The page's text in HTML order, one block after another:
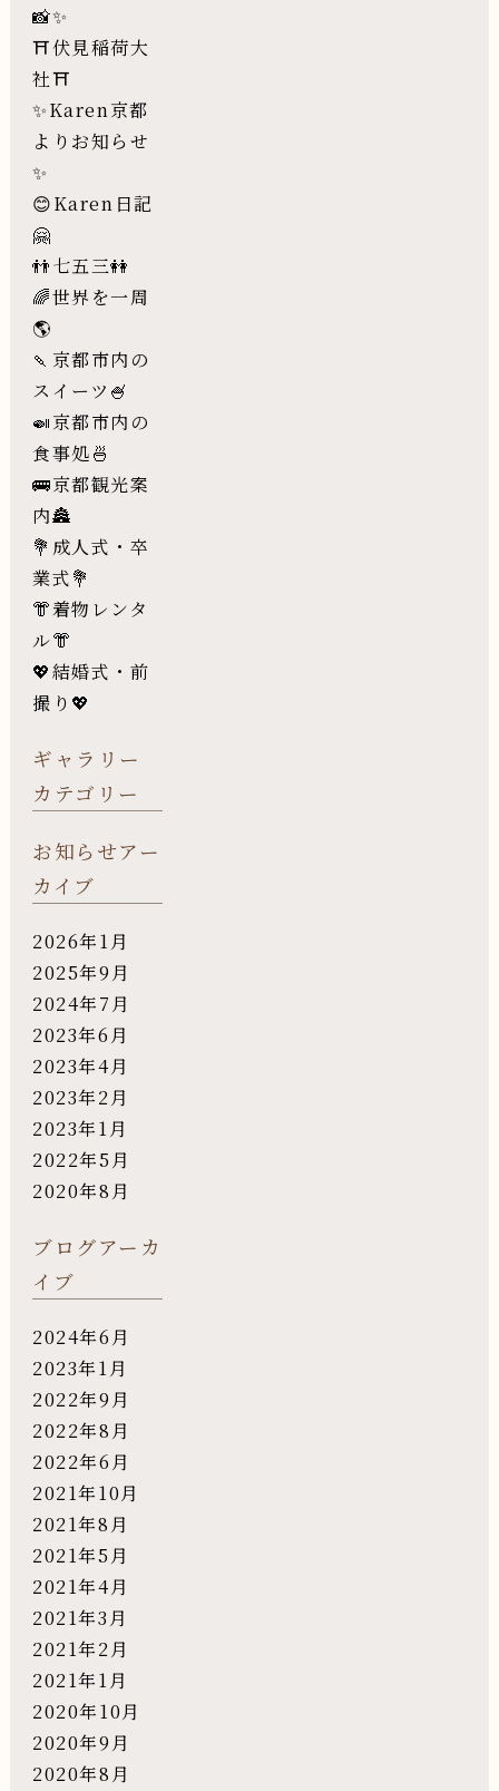
📸✨
⛩伏見稲荷大
社⛩
✨Karen京都
よりお知らせ
✨
😊Karen日記
🤗
👬七五三👭
🌈世界を一周
🌎
🍡京都市内の
スイーツ🍧
🍛京都市内の
食事処🍜
🚌京都観光案
内🏯
💐成人式・卒
業式💐
👘着物レンタ
ル👘
💖結婚式・前
撮り💖
ギャラリー
カテゴリー
お知らせアー
カイブ
2026年1月
2025年9月
2024年7月
2023年6月
2023年4月
2023年2月
2023年1月
2022年5月
2020年8月
ブログアーカ
イブ
2024年6月
2023年1月
2022年9月
2022年8月
2022年6月
2021年10月
2021年8月
2021年5月
2021年4月
2021年3月
2021年2月
2021年1月
2020年10月
2020年9月
2020年8月